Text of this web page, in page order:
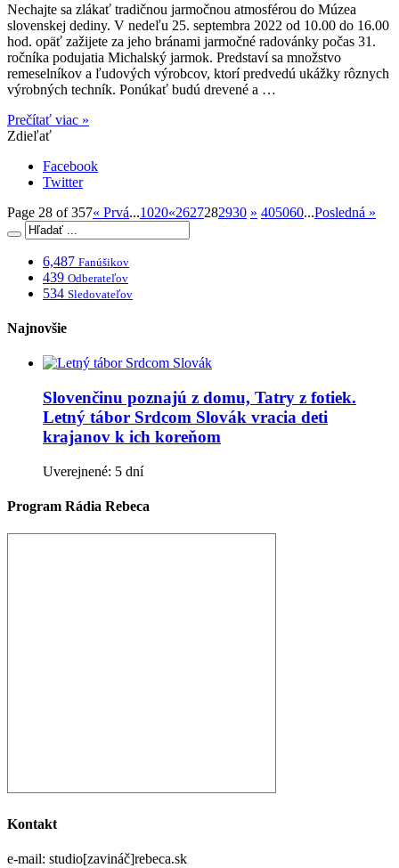
Nechajte sa zlákať tradičnou jarmočnou atmosférou do Múzea
slovenskej dediny. V nedeľu 25. septembra 2022 od 10.00 do 16.00
hod. opäť zažijete za jeho bránami jarmočné radovánky počas 31.
ročníka podujatia Michalský jarmok. Predstaví sa množstvo
remeselníkov a ľudových výrobcov, ktorí predvedú ukážky rôznych
výrobných techník. Ponúkať budú drevené a …
Prečítať viac »
Zdieľať
Facebook
Twitter
Page 28 of 357« Prvá...1020«2627282930 » 405060...Posledná »
6,487 Fanúšikov
439 Odberateľov
534 Sledovateľov
Najnovšie
Slovenčinu poznajú z domu, Tatry z fotiek.
Letný tábor Srdcom Slovák vracia deti
krajanov k ich koreňom
Uverejnené: 5 dní
Program Rádia Rebeca
Kontakt
e-mail: studio[zavináč]rebeca.sk